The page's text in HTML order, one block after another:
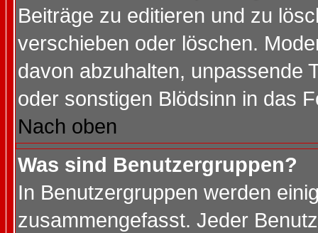
Beiträge zu editieren und zu
verschieben oder löschen.
davon abzuhalten, unpassende
oder sonstigen Blödsinn in das
Nach oben
Was sind Benutzergruppen?
In Benutzergruppen werden
zusammengefasst. Jeder